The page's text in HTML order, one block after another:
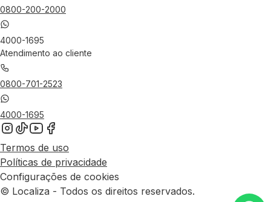
0800-200-2000
4000-1695
Atendimento ao cliente
0800-701-2523
4000-1695
Termos de uso
Políticas de privacidade
Configurações de cookies
© Localiza - Todos os direitos reservados.